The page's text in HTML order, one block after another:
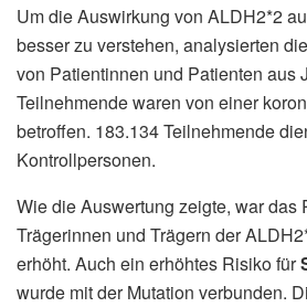
Um die Auswirkung von ALDH2*2
besser zu verstehen, analysierten
von Patientinnen und Patienten aus
Teilnehmende waren von einer
betroffen. 183.134 Teilnehmende
Kontrollpersonen.
Wie die Auswertung zeigte, war das
Trägerinnen und Trägern der
erhöht. Auch ein erhöhtes Risiko für
wurde mit der Mutation verbunden.